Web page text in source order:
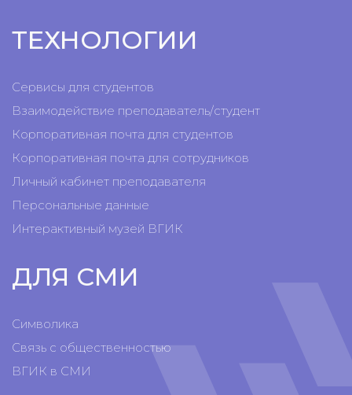
ТЕХНОЛОГИИ
Сервисы для студентов
Взаимодействие преподаватель/студент
Корпоративная почта для студентов
Корпоративная почта для сотрудников
Личный кабинет преподавателя
Персональные данные
Интерактивный музей ВГИК
ДЛЯ СМИ
Символика
Связь с общественностью
ВГИК в СМИ